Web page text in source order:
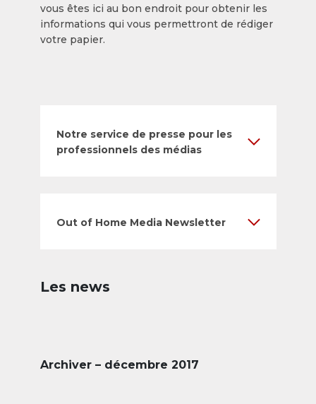
vous êtes ici au bon endroit pour obtenir les
informations qui vous permettront de rédiger
votre papier.
Notre service de presse pour les
professionnels des médias
Out of Home Media Newsletter
Les news
Archiver – décembre 2017